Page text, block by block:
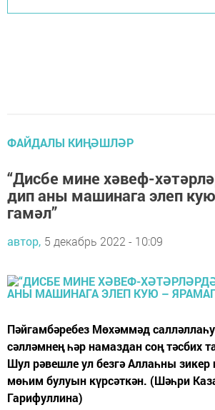
ФАЙДАЛЫ КИҢӘШЛӘР
“Дисбе мине хәвеф-
дип аны машинага элеп
гамәл”
автор, 5 декабрь 2022 - 10:09
Пәйгамбәребез Мөхәммәд
сәлләмнең һәр намаздан соң тәсбих
Шул рәвешле ул безгә Аллаһны зикер
мөһим булуын күрсәткән. (Шәһри
Гарифуллина)